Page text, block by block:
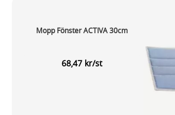
Mopp Fönster ACTIVA 30cm
68,47 kr/st